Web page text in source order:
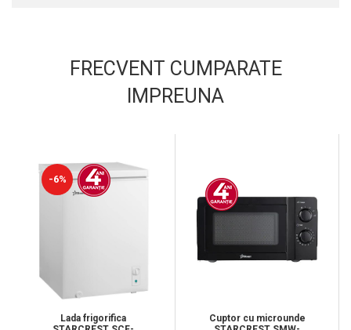
FRECVENT CUMPARATE
IMPREUNA
-6%
Lada frigorifica
Cuptor cu microunde